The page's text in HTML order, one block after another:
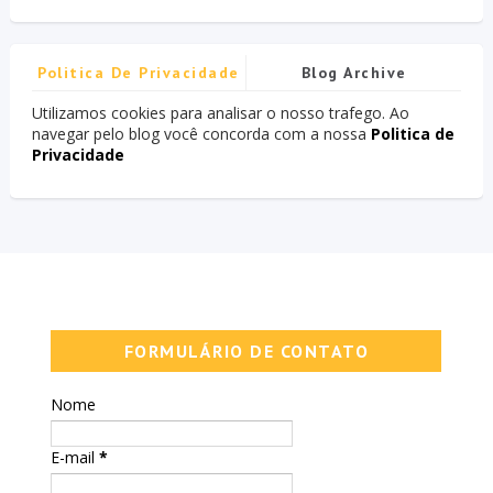
Politica De Privacidade Blog Archive
Utilizamos cookies para analisar o nosso trafego. Ao
navegar pelo blog você concorda com a nossa Politica de
Privacidade
FORMULÁRIO DE CONTATO
Nome
E-mail*